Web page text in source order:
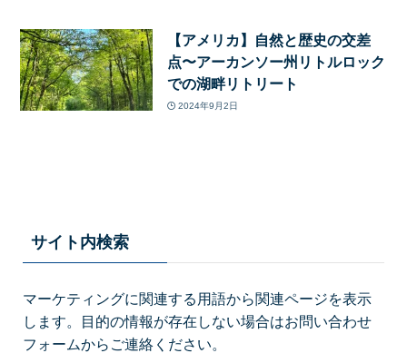
【アメリカ】自然と歴史の交差
点〜アーカンソー州リトルロック
での湖畔リトリート
2024年9月2日
サイト内検索
マーケティングに関連する用語から関連ページを表示
します。目的の情報が存在しない場合はお問い合わせ
フォームからご連絡ください。